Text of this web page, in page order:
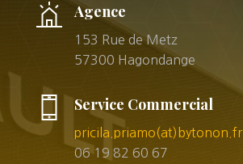
Agence
153 Rue de Metz
57300 Hagondange
Service Commercial
pricila.priamo(at)bytonon.fr
06 19 82 60 67